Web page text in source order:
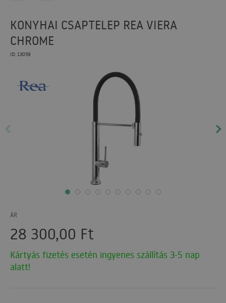
KONYHAI CSAPTELEP REA VIERA
CHROME
ID: 13059
ÁR
28 300,00 Ft
Kártyás fizetés esetén ingyenes szállítás 3-5 nap
alatt!